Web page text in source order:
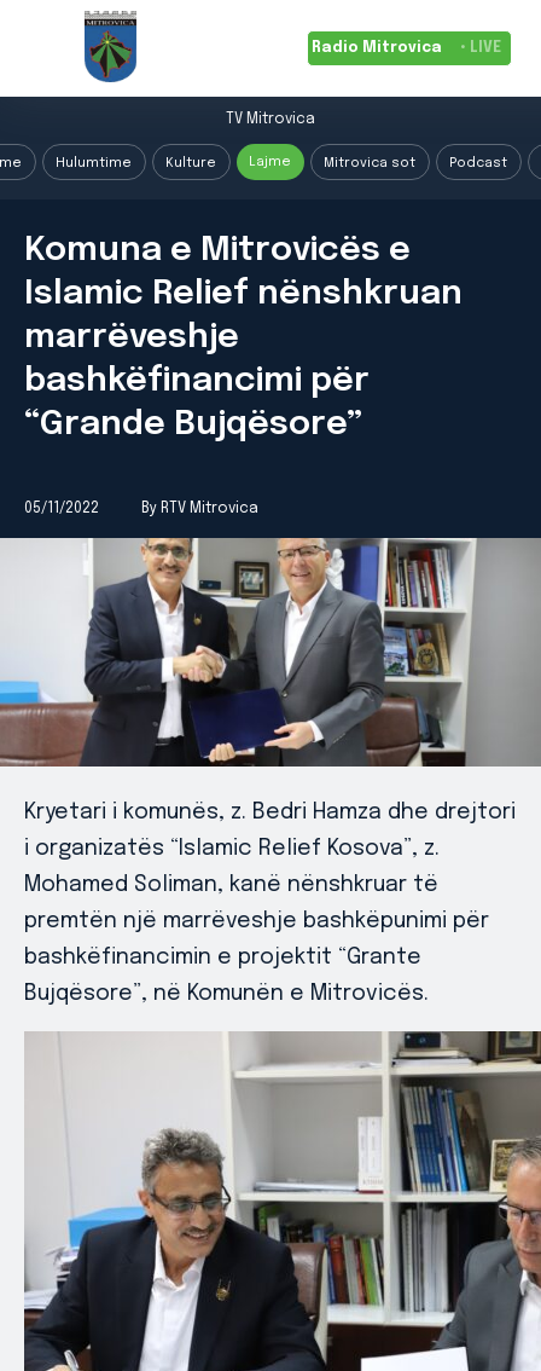
Radio Mitrovica • LIVE
TV Mitrovica
Hulumtime Kulture Lajme Mitrovica sot Podcast
Komuna e Mitrovicës e
Islamic Relief nënshkruan
marrëveshje
bashkëfinancimi për
“Grande Bujqësore”
05/11/2022 By RTV Mitrovica
Kryetari i komunës, z. Bedri Hamza dhe drejtori
i organizatës “Islamic Relief Kosova”, z.
Mohamed Soliman, kanë nënshkruar të
premtën një marrëveshje bashkëpunimi për
bashkëfinancimin e projektit “Grante
Bujqësore”, në Komunën e Mitrovicës.